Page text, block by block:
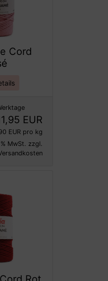
Cord
EUR
EUR pro kg
MwSt. zzgl.